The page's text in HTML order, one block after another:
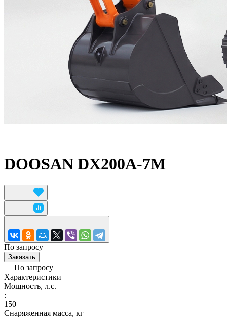
DOOSAN DX200A-7M
По запросу
Заказать
По запросу
Характеристики
Мощность, л.с.
:
150
Снаряженная масса, кг